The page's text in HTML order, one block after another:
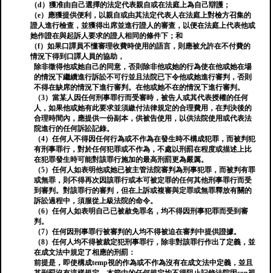
（d）獲准由自己選擇的法定代表親自或在法庭上為自己辯護；
（e）應獲提供便利，以親自或由其法定代表人在法庭上對檢方召集的
證人進行檢查，並獲得出席並進行證人的審查，以便在法庭上代表他或
她作證在與起訴人要求的證人相同的條件下；和
（f）如果口譯員不懂審理收費時使用的語言，則應被允許在不付費的
情況下得到口譯人員的協助，
除非徵得他或她自己的同意，否則除非他或她的行為使在他或她在場
的情況下繼續進行訴訟不可行並且法院已下令他或她進行審判，否則
不得在缺席的情況下進行審判。在他或她不在的情況下進行審判。
（3）當某人因任何刑事罪行而受審時，被告人或其代表授權的任何
人，如果他或她有此要求並須繳付法律規定的合理費用，在判決後的
合理時間內，應提供一份副本，供被告使用，以供法院使用或代表法
院進行的任何訴訟記錄。
（4）任何人不得因任何行為或不作為在發生時不構成犯罪，而被判犯
有刑事罪行，對於任何犯罪或不作為，不處以刑罰在程度或描述上比
在犯罪發生時可能對該罪行施加的最高刑罰更為嚴厲。
（5）任何人如表明他或她已被主管法院審判為刑事犯罪，而被判有罪
或無罪，則不得再次因該罪行或本可被定罪的任何其他刑事罪行而受
到審判。對該罪行的審判，但在上訴或複審與定罪或無罪釋放有關的
訴訟過程中，須服從上級法院的命令。
（6）任何人如表明自己已被赦免罪名，均不得因刑事犯罪而受到審
判。
（7）任何因刑事罪行被審判的人均不得被迫在審判中提供證據。
（8）任何人均不得被裁定犯刑事罪行，除非對該罪行作出了定義，並
在成文法中規定了相應的刑罰：
前提是，即使構成temp視的作為或不作為沒有在成文法中定義，並且